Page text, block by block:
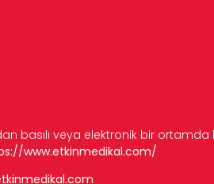
basılı veya elektronik bir ortamda
www.etkinmedikal.com/